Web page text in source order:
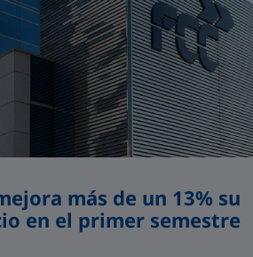
más de un 13% su
en el primer semestre